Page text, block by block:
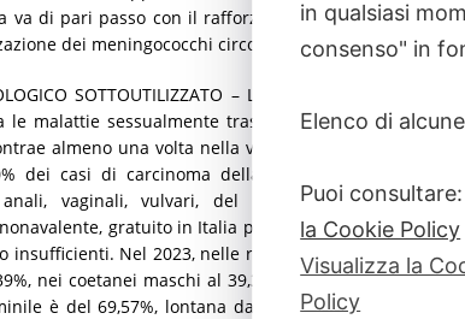
va di pari passo con il rafforzamento della
dei meningococchi circolanti”.
SOTTOUTILIZZATO – L’infezione da Papilloma
malattie sessualmente trasmesse: circa l’80% della
almeno una volta nella vita. Il virus è responsabile
dei casi di carcinoma della cervice uterina, oltre a
vaginali, vulvari, del pene e orofaringei.
gratuito in Italia per ragazze e ragazzi a
insufficienti. Nel 2023, nelle ragazze dodicenni (coorte
nei coetanei maschi al 39,35%. A 15 anni, età di
è del 69,57%, lontana dall’obiettivo del 90%
in qualsiasi
consenso" in
Elenco di
Puoi
la Cookie Policy
Visualizza la
Policy